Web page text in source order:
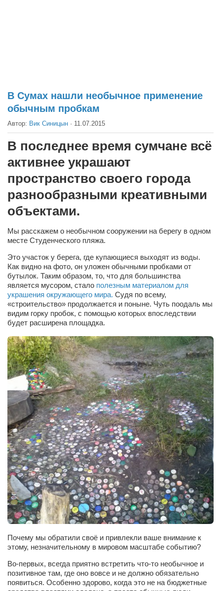
Выборы
Деньги
Здоровье
Здоровый образ жизни
Активный отдых
Курьезы
Досье
Арт-менеджеры
Лариса Ильченко
Орест Коваль
Тамара Кубракова
Елена Мельник
Вера Паненко
Семён Салатенко
Сергей Шепилов
Актёры
Валентин Бурый
Артём Мяус
Александра Сокол
Барды
Владимир Айзенберг
Игорь Добровольский
Ольга Козаченко
Александра Скорук
Евгений Полюхович
В Сумах нашли необычное применение
обычным пробкам
Автор: Вик Синицын · 11.07.2015
В последнее время сумчане всё
активнее украшают
пространство своего города
разнообразными креативными
объектами.
Мы расскажем о необычном сооружении на берегу в одном
месте Студенческого пляжа.
Это участок у берега, где купающиеся выходят из воды.
Как видно на фото, он уложен обычными пробками от
бутылок. Таким образом, то, что для большинства
является мусором, стало полезным материалом для
украшения окружающего мира. Судя по всему,
«строительство» продолжается и поныне. Чуть поодаль мы
видим горку пробок, с помощью которых впоследствии
будет расширена площадка.
Почему мы обратили своё и привлекли ваше внимание к
этому, незначительному в мировом масштабе событию?
Во-первых, всегда приятно встретить что-то необычное и
позитивное там, где оно вовсе и не должно обязательно
появиться. Особенно здорово, когда это не на бюджетные